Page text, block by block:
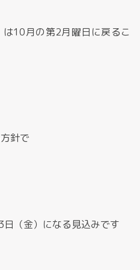
10月の第2月曜日に戻るこ
針で
（金）になる見込みです